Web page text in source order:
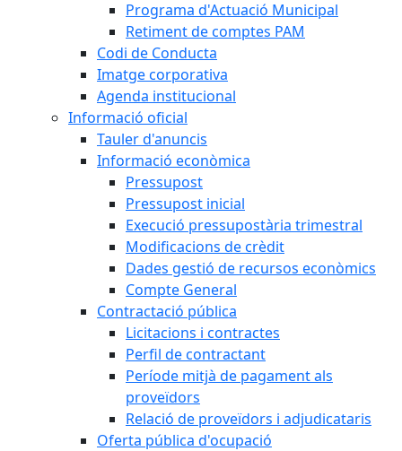
Programa d'Actuació Municipal
Retiment de comptes PAM
Codi de Conducta
Imatge corporativa
Agenda institucional
Informació oficial
Tauler d'anuncis
Informació econòmica
Pressupost
Pressupost inicial
Execució pressupostària trimestral
Modificacions de crèdit
Dades gestió de recursos econòmics
Compte General
Contractació pública
Licitacions i contractes
Perfil de contractant
Període mitjà de pagament als
proveïdors
Relació de proveïdors i adjudicataris
Oferta pública d'ocupació